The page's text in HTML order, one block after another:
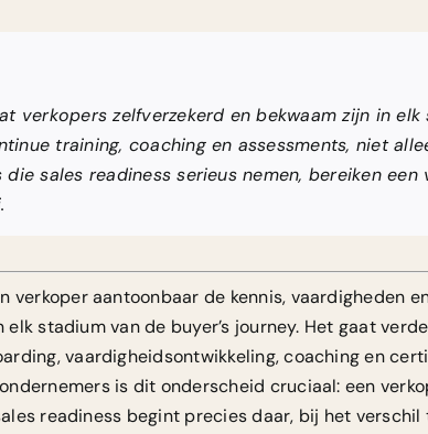
verkopers zelfverzekerd en bekwaam zijn in
training, coaching en assessments, niet
die sales readiness serieus nemen, bereiken
verkoper aantoonbaar de kennis, vaardigheden
stadium van de buyer’s journey. Het gaat
vaardigheidsontwikkeling, coaching en
is dit onderscheid cruciaal: een
readiness begint precies daar, bij het verschil